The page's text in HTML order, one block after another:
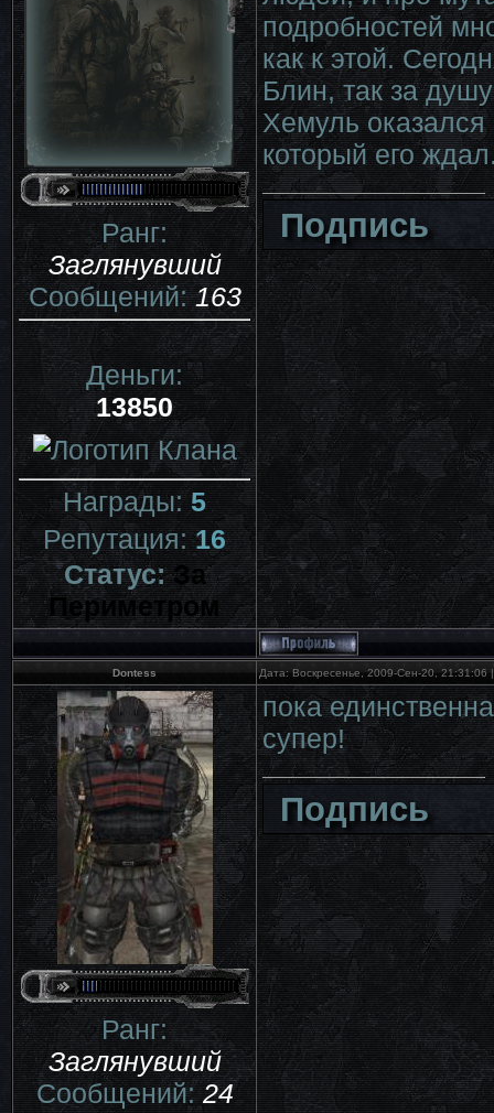
Ранг:
Заглянувший
Сообщений:163
Деньги:
13850
Награды:5
Репутация:16
Статус:За
Периметром
подробностей
как к этой.
Блин, так за
Хемуль
который его
Подпись
Dontess Дата: Воскресенье, 2009-Сен-20,
Ранг:
Заглянувший
Сообщений:24
пока
супер!
Подпись